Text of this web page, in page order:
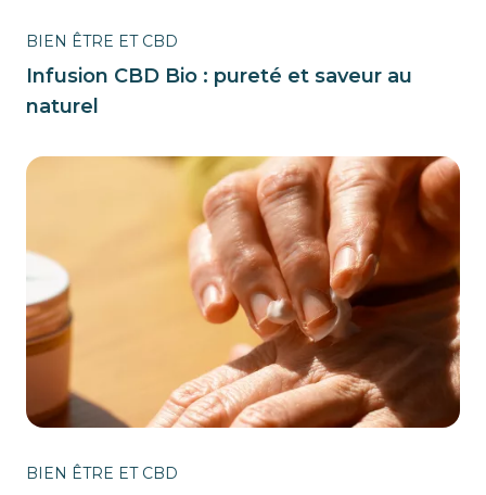
BIEN ÊTRE ET CBD
Infusion CBD Bio : pureté et saveur au
naturel
BIEN ÊTRE ET CBD